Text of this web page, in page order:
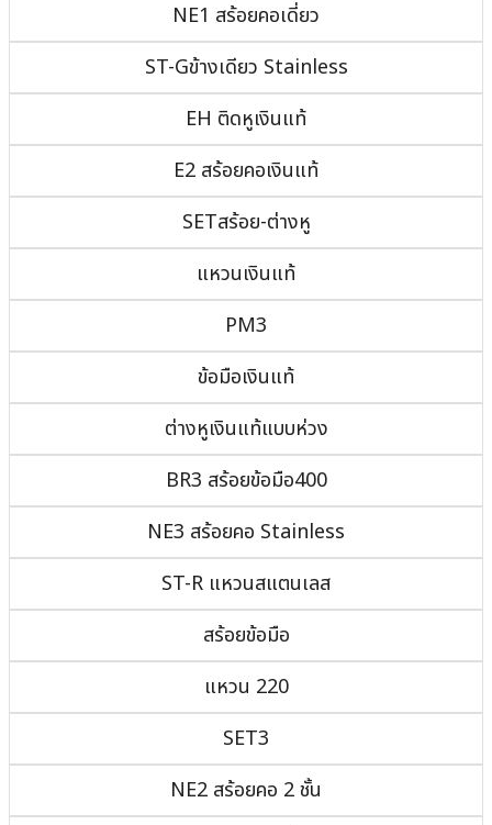
NE1 สร้อยคอเดี่ยว
ST-Gข้างเดียว Stainless
EH ติดหูเงินแท้
E2 สร้อยคอเงินแท้
SETสร้อย-ต่างหู
แหวนเงินแท้
PM3
ข้อมือเงินแท้
ต่างหูเงินแท้แบบห่วง
BR3 สร้อยข้อมือ400
NE3 สร้อยคอ Stainless
ST-R แหวนสแตนเลส
สร้อยข้อมือ
แหวน 220
SET3
NE2 สร้อยคอ 2 ชั้น